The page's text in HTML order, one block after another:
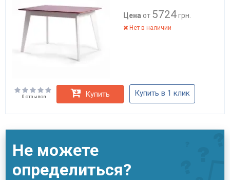
Цена от 5724грн.
Нет в наличии
0 отзывов Купить Купить в 1 клик
Не можете
определиться?